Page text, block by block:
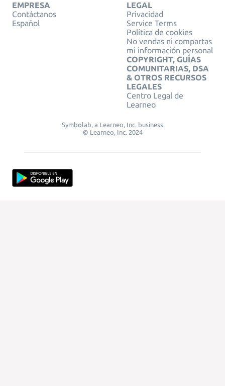
EMPRESA
Contáctanos
Español
LEGAL
Privacidad
Service Terms
Política de cookies
No vendas ni compartas
mi información personal
COPYRIGHT, GUÍAS
COMUNITARIAS, DSA
& OTROS RECURSOS
LEGALES
Centro Legal de
Learneo
Symbolab, a Learneo, Inc. business
© Learneo, Inc. 2024